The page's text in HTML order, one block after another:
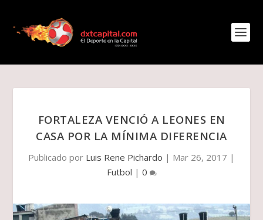
FORTALEZA VENCIÓ A LEONES EN
CASA POR LA MÍNIMA DIFERENCIA
Publicado por Luis Rene Pichardo | Mar 26, 2017 |
Futbol | 0